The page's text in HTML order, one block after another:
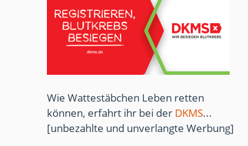
Wie Wattestäbchen Leben retten
können, erfahrt ihr bei der DKMS...
[unbezahlte und unverlangte Werbung]